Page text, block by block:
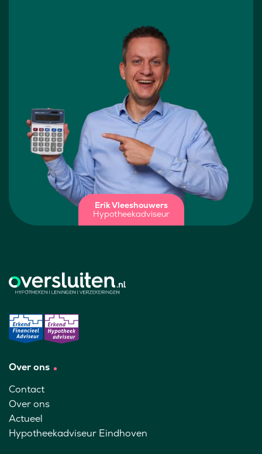
Erik Vleeshouwers
Hypotheekadviseur
Over ons
Contact
Over ons
Actueel
Hypotheekadviseur Eindhoven